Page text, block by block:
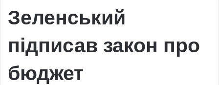
Зеленський
підписав закон про
бюджет